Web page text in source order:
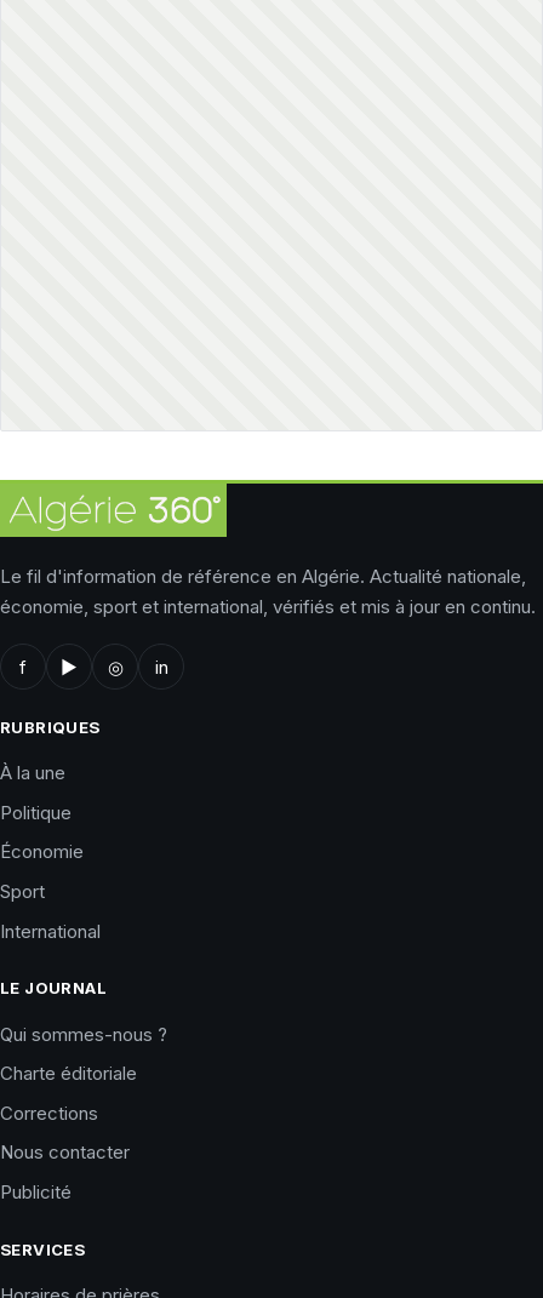
Le fil d'information de référence en Algérie. Actualité nationale,
économie, sport et international, vérifiés et mis à jour en continu.
f ▶ ◎ in
RUBRIQUES
À la une
Politique
Économie
Sport
International
LE JOURNAL
Qui sommes-nous ?
Charte éditoriale
Corrections
Nous contacter
Publicité
SERVICES